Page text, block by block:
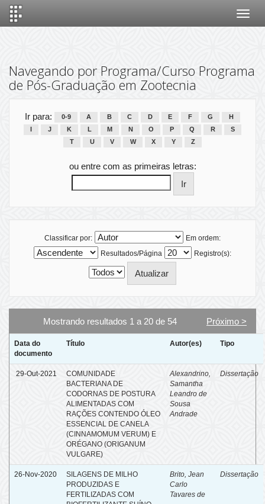
Navegando por Programa/Curso Programa
de Pós-Graduação em Zootecnia
Ir para: 0-9 A B C D E F G
H
J K L M N O P Q R
S
T
U V W X Y Z
ou entre com as primeiras letras:
Classificar por:
Em ordem:
Resultados/Página
Registro(s):
Mostrando resultados 1 a 20 de 54 Próximo >
Data do
documento
Título Autor(es) Tipo
29-Out-2021
COMUNIDADE
BACTERIANA DE
CODORNAS DE POSTURA
ALIMENTADAS COM
RAÇÕES CONTENDO ÓLEO
ESSENCIAL DE CANELA
(CINNAMOMUM VERUM) E
ORÉGANO (ORIGANUM
VULGARE)
Alexandrino,
Samantha
Leandro de
Sousa
Andrade
Dissertação
26-Nov-2020
SILAGENS DE MILHO
PRODUZIDAS E
FERTILIZADAS COM
Brito, Jean
Carlo
Tavares de
Dissertação